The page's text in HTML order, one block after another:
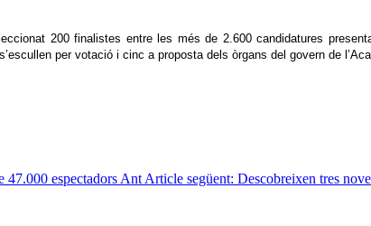
200 finalistes entre les més de 2.600 candidatures
per votació i cinc a proposta dels òrgans del govern de
47.000 espectadors Ant Article següent: Descobreixen tres